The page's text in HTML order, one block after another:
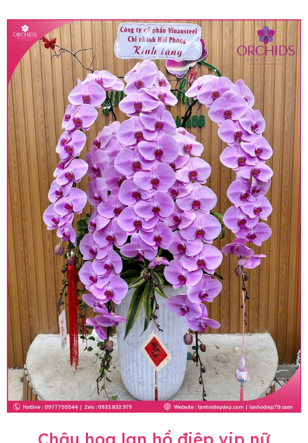
• Giá trên được miễn ship giao trong nội thành,
miễn phí in thiệp - banner theo yêu cầu khách
hàng.
• Beautiful Orchids liên kết với các cửa hàng
trên toàn quốc để phục vụ giao hoa tận nơi, mỗi
khu vực sẽ có mức giá khác nhau (tùy vào chi
phí mặt bằng, nguyên vật liệu,..) nên giá có thể sẽ
thay đổi so với giá niêm yết trên website. Khách
hàng ở Tỉnh thành khác vui lòng chủ động hỏi lại
giá trước khi đặt hàng, shop sẽ chủ động báo giá
chính xác khi có địa chỉ giao hàng cụ thể.
Chậu hoa lan hồ điệp vip nữ